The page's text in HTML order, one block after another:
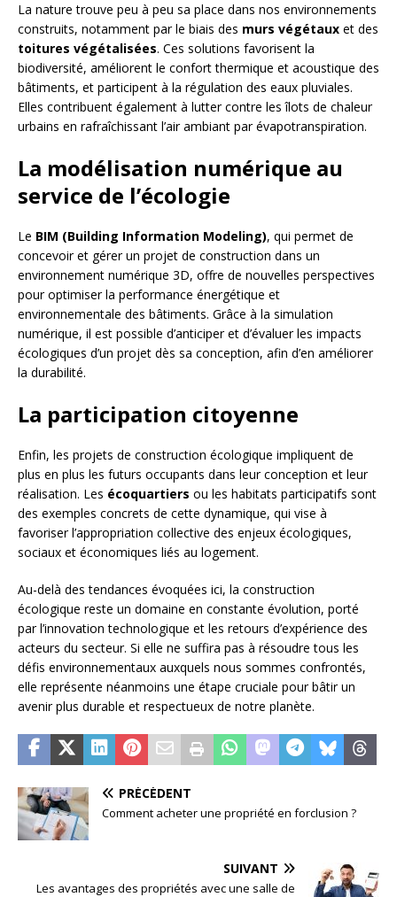
La nature trouve peu à peu sa place dans nos environnements
construits, notamment par le biais des murs végétaux et des
toitures végétalisées. Ces solutions favorisent la
biodiversité, améliorent le confort thermique et acoustique des
bâtiments, et participent à la régulation des eaux pluviales.
Elles contribuent également à lutter contre les îlots de chaleur
urbains en rafraîchissant l’air ambiant par évapotranspiration.
La modélisation numérique au
service de l’écologie
Le BIM (Building Information Modeling), qui permet de
concevoir et gérer un projet de construction dans un
environnement numérique 3D, offre de nouvelles perspectives
pour optimiser la performance énergétique et
environnementale des bâtiments. Grâce à la simulation
numérique, il est possible d’anticiper et d’évaluer les impacts
écologiques d’un projet dès sa conception, afin d’en améliorer
la durabilité.
La participation citoyenne
Enfin, les projets de construction écologique impliquent de
plus en plus les futurs occupants dans leur conception et leur
réalisation. Les écoquartiers ou les habitats participatifs sont
des exemples concrets de cette dynamique, qui vise à
favoriser l’appropriation collective des enjeux écologiques,
sociaux et économiques liés au logement.
Au-delà des tendances évoquées ici, la construction
écologique reste un domaine en constante évolution, porté
par l’innovation technologique et les retours d’expérience des
acteurs du secteur. Si elle ne suffira pas à résoudre tous les
défis environnementaux auxquels nous sommes confrontés,
elle représente néanmoins une étape cruciale pour bâtir un
avenir plus durable et respectueux de notre planète.
PRÉCÉDENT
Comment acheter une propriété en forclusion ?
SUIVANT
Les avantages des propriétés avec une salle de